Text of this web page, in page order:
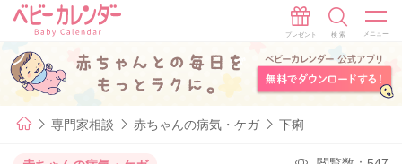
専門家相談 赤ちゃんの病気・ケガ 下痢